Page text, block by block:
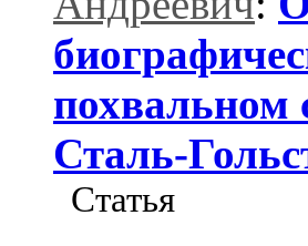
похвальном
Сталь-
Статья